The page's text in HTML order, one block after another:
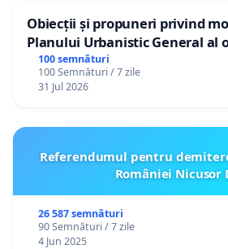
Obiecții și propuneri privind
Planului Urbanistic General al
100 semnături
100 Semnături / 7 zile
31 Jul 2026
Referendumul pentru
României Nicusor
26 587 semnături
90 Semnături / 7 zile
4 Jun 2025